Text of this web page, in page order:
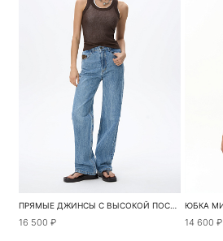
ПРЯМЫЕ ДЖИНСЫ С ВЫСОКОЙ ПОСАДКОЙ
16 500 ₽ 14 600 ₽